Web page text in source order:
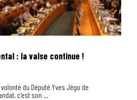
: la valse continue !
du Député Yves Jégo de
c’est son …